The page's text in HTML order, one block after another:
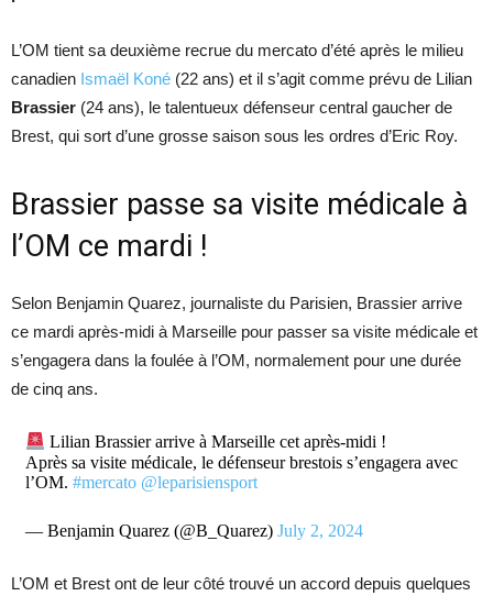
L’OM tient sa deuxième recrue du mercato d’été après le milieu
canadien Ismaël Koné (22 ans) et il s’agit comme prévu de Lilian
Brassier (24 ans), le talentueux défenseur central gaucher de
Brest, qui sort d’une grosse saison sous les ordres d’Eric Roy.
Brassier passe sa visite médicale à
l’OM ce mardi !
Selon Benjamin Quarez, journaliste du Parisien, Brassier arrive
ce mardi après-midi à Marseille pour passer sa visite médicale et
s’engagera dans la foulée à l’OM, normalement pour une durée
de cinq ans.
Lilian Brassier arrive à Marseille cet après-midi !
Après sa visite médicale, le défenseur brestois s’engagera avec
l’OM. #mercato @leparisiensport
— Benjamin Quarez (@B_Quarez) July 2, 2024
L’OM et Brest ont de leur côté trouvé un accord depuis quelques